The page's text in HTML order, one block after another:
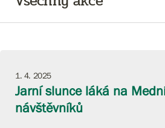
1. 4. 2025
Jarní slunce láká na
návštěvníků